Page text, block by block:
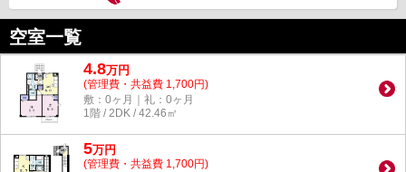
空室一覧
4.8万円
(管理費・共益費 1,700円)
敷：0ヶ月｜礼：0ヶ月
1階 / 2DK / 42.46㎡
5万円
(管理費・共益費 1,700円)